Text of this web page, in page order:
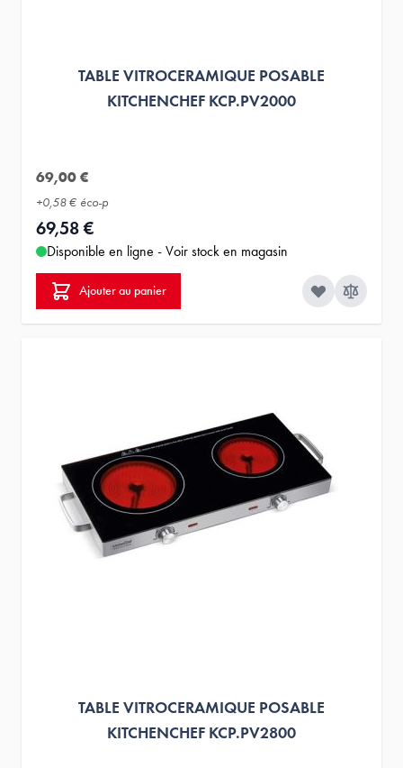
TABLE VITROCERAMIQUE POSABLE
KITCHENCHEF KCP.PV2000
69,00 €
+0,58 € éco-p
69,58 €
Disponible en ligne - Voir stock en magasin
Ajouter au panier
TABLE VITROCERAMIQUE POSABLE
KITCHENCHEF KCP.PV2800